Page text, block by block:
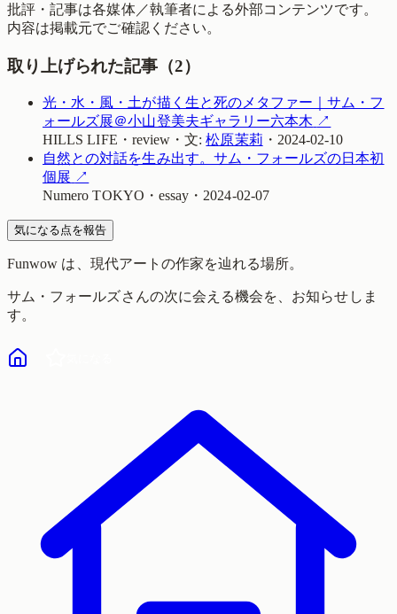
批評・記事は各媒体／執筆者による外部コンテンツです。
内容は掲載元でご確認ください。
取り上げられた記事（2）
光・水・風・土が描く生と死のメタファー｜サム・フ
ォールズ展＠小山登美夫ギャラリー六本木 ↗
HILLS LIFE ・ review ・文:松原茉莉 ・ 2024-02-10
自然との対話を生み出す。サム・フォールズの日本初
個展 ↗
Numero TOKYO ・ essay ・ 2024-02-07
気になる点を報告
Funwow は、現代アートの作家を辿れる場所。
サム・フォールズさんの次に会える機会を、お知らせしま
す。